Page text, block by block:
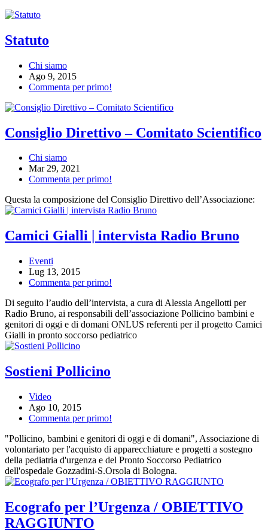
Statuto
Chi siamo
Ago 9, 2015
Commenta per primo!
Consiglio Direttivo – Comitato Scientifico
Chi siamo
Mar 29, 2021
Commenta per primo!
Questa la composizione del Consiglio Direttivo dell’Associazione:
Camici Gialli | intervista Radio Bruno
Eventi
Lug 13, 2015
Commenta per primo!
Di seguito l’audio dell’intervista, a cura di Alessia Angellotti per
Radio Bruno, ai responsabili dell’associazione Pollicino bambini e
genitori di oggi e di domani ONLUS referenti per il progetto Camici
Gialli in pronto soccorso pediatrico
Sostieni Pollicino
Video
Ago 10, 2015
Commenta per primo!
"Pollicino, bambini e genitori di oggi e di domani", Associazione di
volontariato per l'acquisto di apparecchiature e progetti a sostegno
della pediatria d'urgenza e del Pronto Soccorso Pediatrico
dell'ospedale Gozzadini-S.Orsola di Bologna.
Ecografo per l’Urgenza / OBIETTIVO
RAGGIUNTO